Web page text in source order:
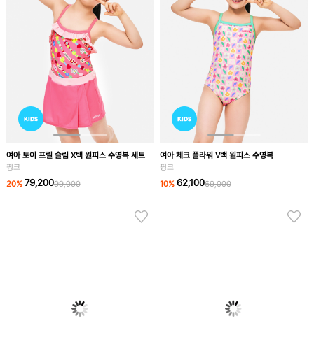
여아 토이 프릴 슬림 X백 원피스 수영복 세트
핑크
20% 79,20099,000
여아 체크 플라워 V백 원피스 수영복
핑크
10% 62,10069,000